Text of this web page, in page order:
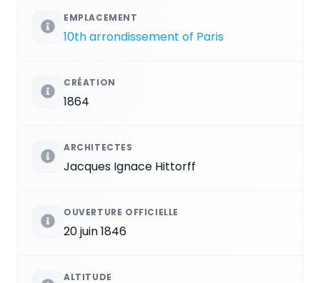
EMPLACEMENT
10th arrondissement of Paris
CRÉATION
1864
ARCHITECTES
Jacques Ignace Hittorff
OUVERTURE OFFICIELLE
20 juin 1846
ALTITUDE